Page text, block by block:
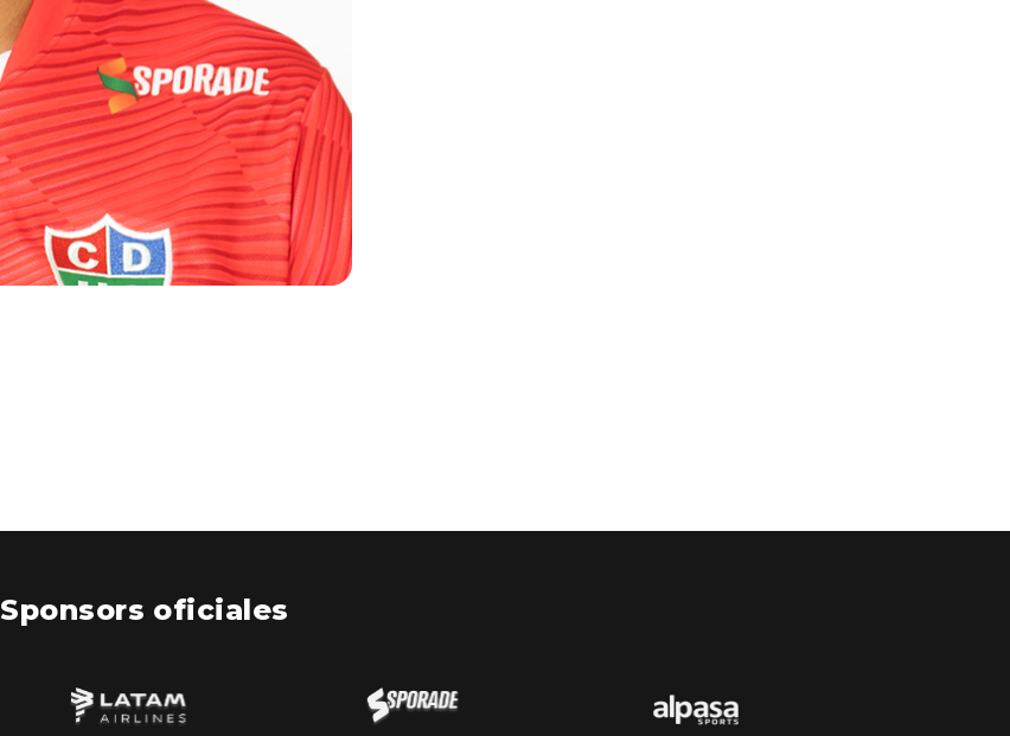
Sponsors oficiales